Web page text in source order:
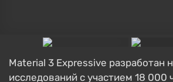
Material 3 Expressive разработан
исследований с участием 18 000